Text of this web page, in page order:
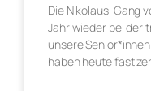
Die Nikolaus-Gang
Jahr wieder bei der
unsere
haben heute fast